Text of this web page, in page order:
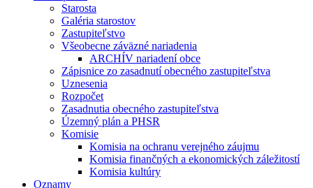
Starosta
Galéria starostov
Zastupiteľstvo
Všeobecne záväzné nariadenia
ARCHÍV nariadení obce
Zápisnice zo zasadnutí obecného zastupiteľstva
Uznesenia
Rozpočet
Zasadnutia obecného zastupiteľstva
Územný plán a PHSR
Komisie
Komisia na ochranu verejného záujmu
Komisia finančných a ekonomických záležitostí
Komisia kultúry
Oznamy